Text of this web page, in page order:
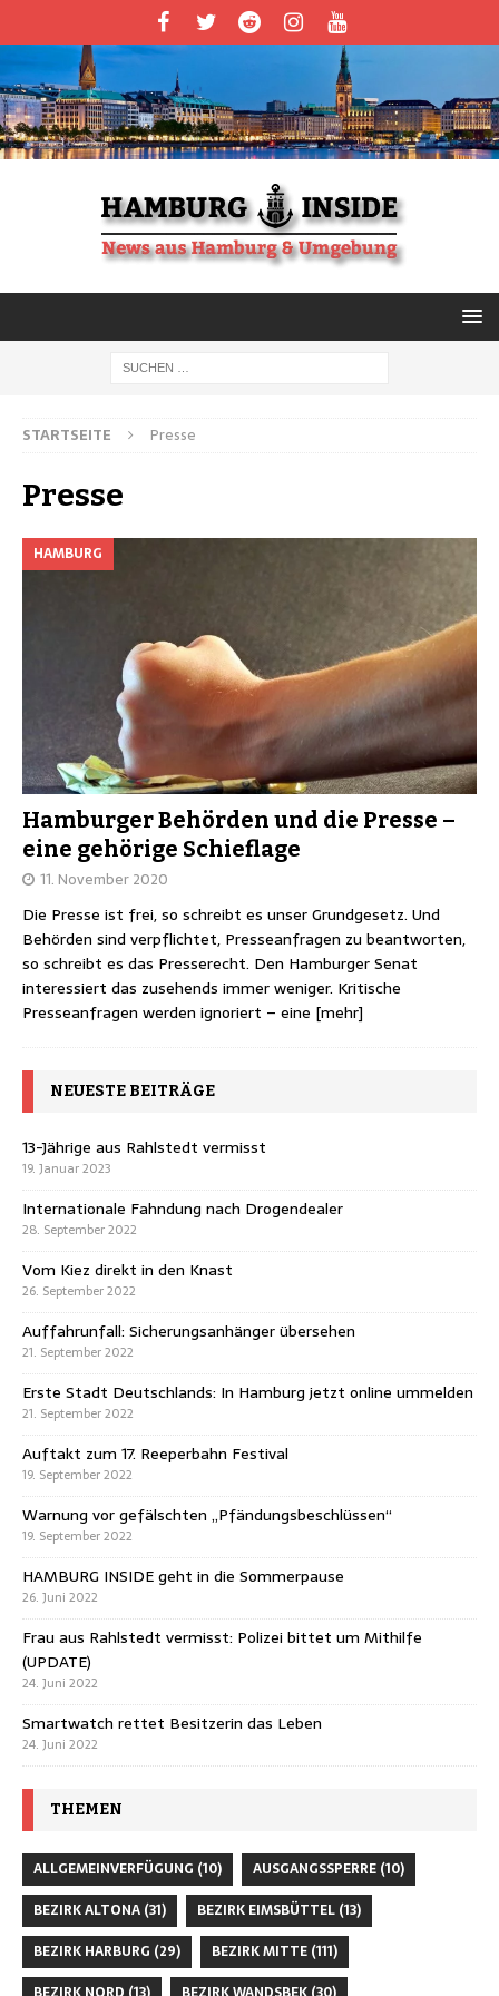
STARTSEITE Presse
Presse
HAMBURG
Hamburger Behörden und die Presse –
eine gehörige Schieflage
11. November 2020
Die Presse ist frei, so schreibt es unser Grundgesetz. Und
Behörden sind verpflichtet, Presseanfragen zu beantworten,
so schreibt es das Presserecht. Den Hamburger Senat
interessiert das zusehends immer weniger. Kritische
Presseanfragen werden ignoriert – eine [mehr]
NEUESTE BEITRÄGE
13-Jährige aus Rahlstedt vermisst
19. Januar 2023
Internationale Fahndung nach Drogendealer
28. September 2022
Vom Kiez direkt in den Knast
26. September 2022
Auffahrunfall: Sicherungsanhänger übersehen
21. September 2022
Erste Stadt Deutschlands: In Hamburg jetzt online ummelden
21. September 2022
Auftakt zum 17. Reeperbahn Festival
19. September 2022
Warnung vor gefälschten „Pfändungsbeschlüssen“
19. September 2022
HAMBURG INSIDE geht in die Sommerpause
26. Juni 2022
Frau aus Rahlstedt vermisst: Polizei bittet um Mithilfe
(UPDATE)
24. Juni 2022
Smartwatch rettet Besitzerin das Leben
24. Juni 2022
THEMEN
ALLGEMEINVERFÜGUNG (10) AUSGANGSSPERRE (10)
BEZIRK ALTONA (31) BEZIRK EIMSBÜTTEL (13)
BEZIRK HARBURG (29) BEZIRK MITTE (111)